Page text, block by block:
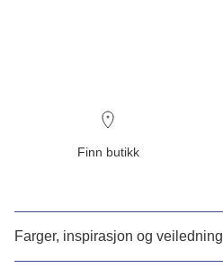
Finn butikk
Farger, inspirasjon og veiledning